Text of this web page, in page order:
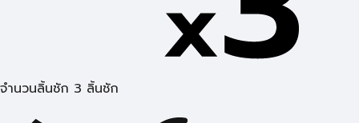
จำนวนลิ้นชัก 3 ลิ้นชัก